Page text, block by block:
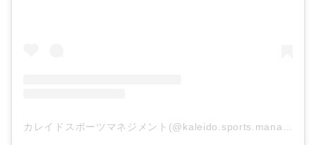
カレイドスポーツマネジメント(@kaleido.sports.management)がシェアした投稿